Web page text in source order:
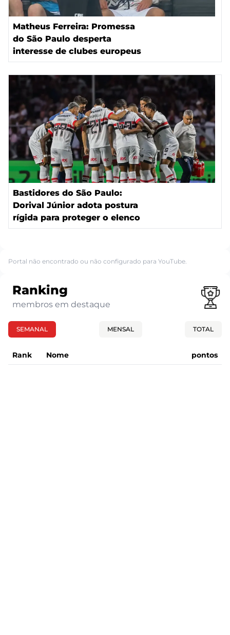
Matheus Ferreira: Promessa
do São Paulo desperta
interesse de clubes europeus
Bastidores do São Paulo:
Dorival Júnior adota postura
rígida para proteger o elenco
Portal não encontrado ou não configurado para YouTube.
Ranking
membros em destaque
SEMANAL MENSAL TOTAL
Rank Nome pontos